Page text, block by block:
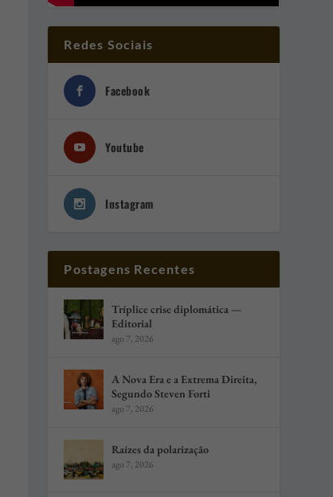
Redes Sociais
Facebook
Youtube
Instagram
Postagens Recentes
Tríplice crise diplomática —
Editorial
ago 7, 2026
A Nova Era e a Extrema Direita,
Segundo Steven Forti
ago 7, 2026
Raízes da polarização
ago 7, 2026